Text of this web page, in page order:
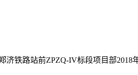
济铁路站前ZPZQ-IV标段项目部2018